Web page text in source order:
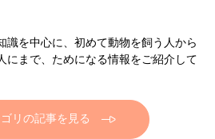
識を中心に、初めて動物を飼う人から
にまで、ためになる情報をご紹介して
リの記事を見る